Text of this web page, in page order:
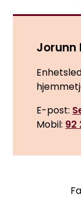
Jorunn
E-post
Mobil 92